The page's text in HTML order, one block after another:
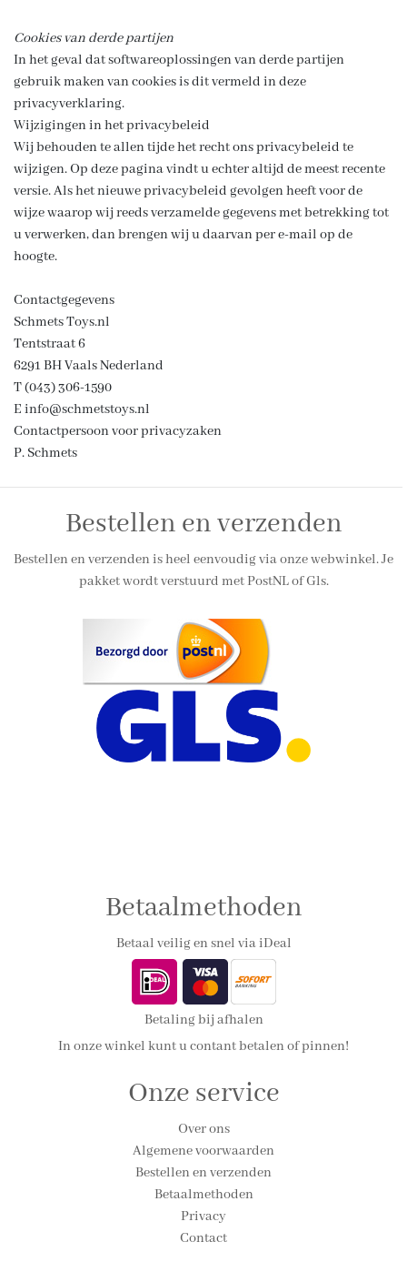
Cookies van derde partijen
In het geval dat softwareoplossingen van derde partijen
gebruik maken van cookies is dit vermeld in deze
privacyverklaring.
Wijzigingen in het privacybeleid
Wij behouden te allen tijde het recht ons privacybeleid te
wijzigen. Op deze pagina vindt u echter altijd de meest recente
versie. Als het nieuwe privacybeleid gevolgen heeft voor de
wijze waarop wij reeds verzamelde gegevens met betrekking tot
u verwerken, dan brengen wij u daarvan per e-mail op de
hoogte.
Contactgegevens
Schmets Toys.nl
Tentstraat 6
6291 BH Vaals Nederland
T (043) 306-1590
E info@schmetstoys.nl
Contactpersoon voor privacyzaken
P. Schmets
Bestellen en verzenden
Bestellen en verzenden is heel eenvoudig via onze webwinkel. Je
pakket wordt verstuurd met PostNL of Gls.
Betaalmethoden
Betaal veilig en snel via iDeal
Betaling bij afhalen
In onze winkel kunt u contant betalen of pinnen!
Onze service
Over ons
Algemene voorwaarden
Bestellen en verzenden
Betaalmethoden
Privacy
Contact